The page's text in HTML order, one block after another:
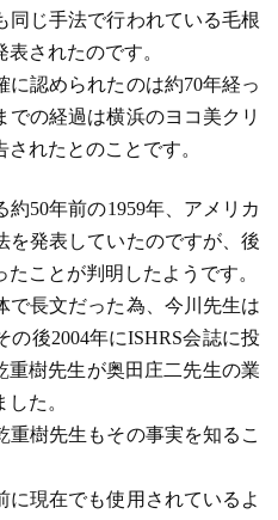
同じ手法で行われている毛根
されたのです。
認められたのは約70年経っ
での経過は横浜のヨコ美クリ
れたとのことです。
50年前の1959年、アメリカ
を発表していたのですが、後
ことが判明したようです。
で長文だった為、今川先生は
後2004年にISHRS会誌に投
重樹先生が奥田庄二先生の業
た。
重樹先生もその事実を知るこ
に現在でも使用されているよ